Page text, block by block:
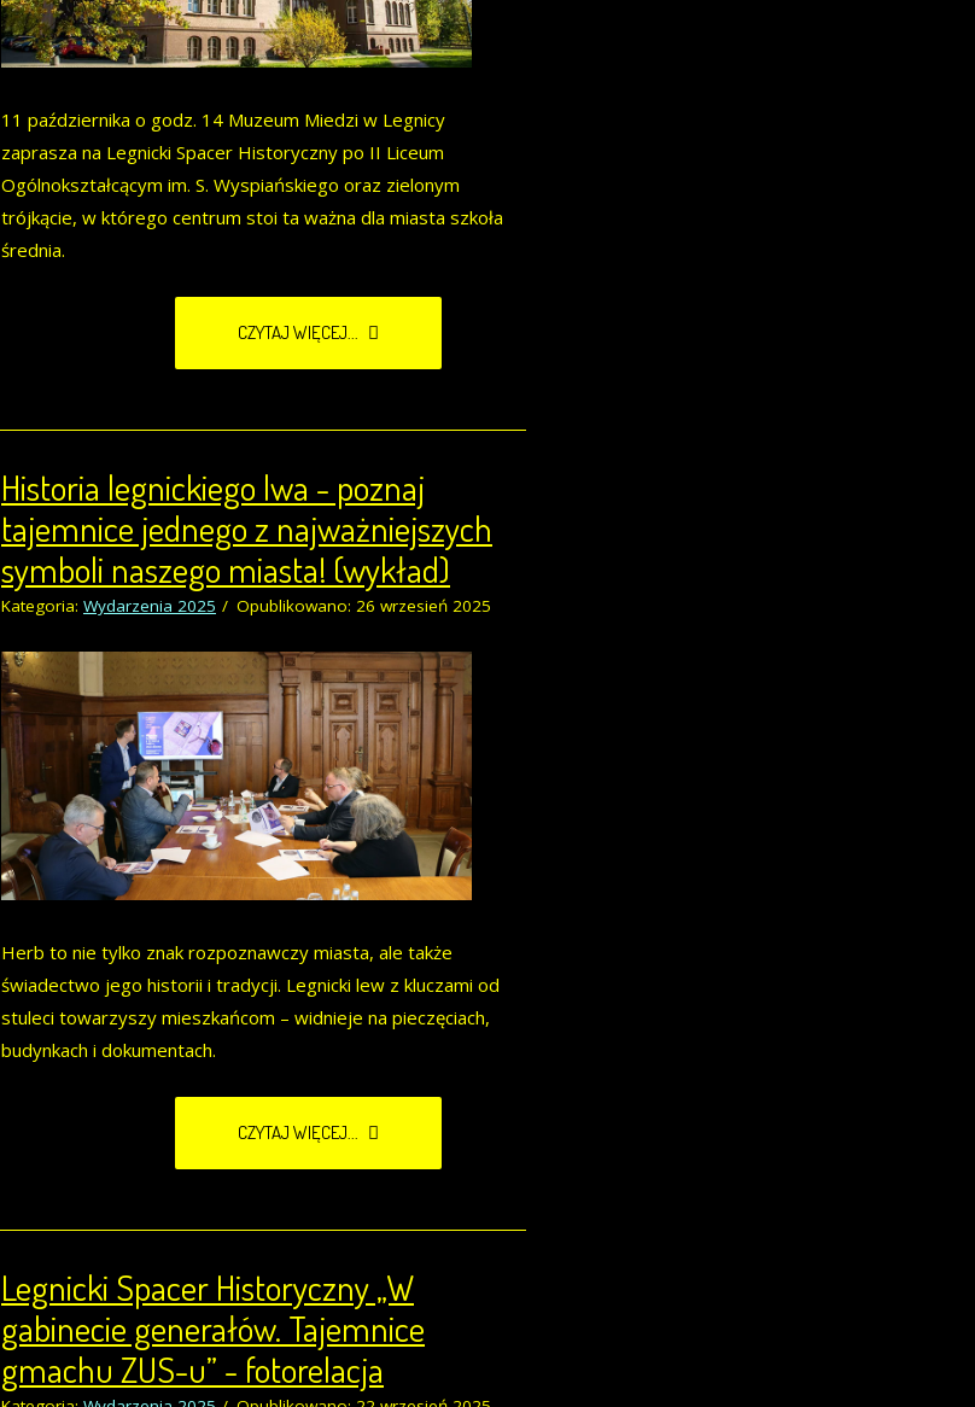
11 października o godz. 14 Muzeum Miedzi w Legnicy
zaprasza na Legnicki Spacer Historyczny po II Liceum
Ogólnokształcącym im. S. Wyspiańskiego oraz zielonym
trójkącie, w którego centrum stoi ta ważna dla miasta szkoła
średnia.
CZYTAJ WIĘCEJ...
Historia legnickiego lwa - poznaj
tajemnice jednego z najważniejszych
symboli naszego miasta! (wykład)
Kategoria: Wydarzenia 2025 Opublikowano: 26 wrzesień 2025
Herb to nie tylko znak rozpoznawczy miasta, ale także
świadectwo jego historii i tradycji. Legnicki lew z kluczami od
stuleci towarzyszy mieszkańcom – widnieje na pieczęciach,
budynkach i dokumentach.
CZYTAJ WIĘCEJ...
Legnicki Spacer Historyczny „W
gabinecie generałów. Tajemnice
gmachu ZUS-u” - fotorelacja